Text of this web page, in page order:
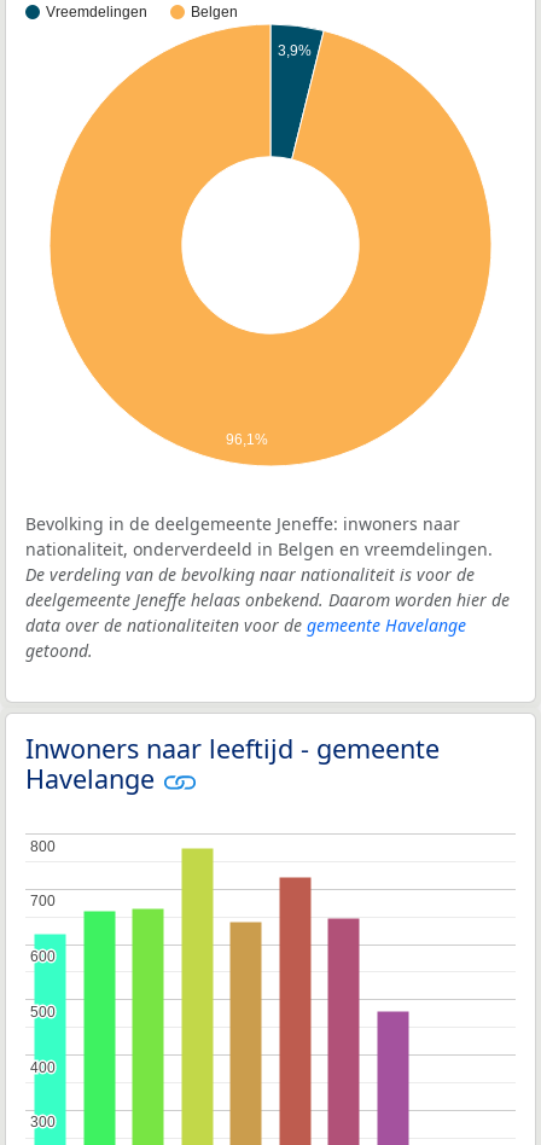
Vreemdelingen Belgen
3,9%
96,1%
Bevolking in de deelgemeente Jeneffe: inwoners naar
nationaliteit, onderverdeeld in Belgen en vreemdelingen.
De verdeling van de bevolking naar nationaliteit is voor de
deelgemeente Jeneffe helaas onbekend. Daarom worden hier de
data over de nationaliteiten voor de gemeente Havelange
getoond.
Inwoners naar leeftijd - gemeente
Havelange
300
300
400
400
500
500
600
600
700
700
800
800